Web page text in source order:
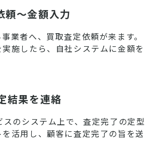
頼〜金額入力
業者へ、買取査定依頼が来ます。
施したら、自社システムに金額を
結果を連絡
スのシステム上で、査定完了の定型
活用し、顧客に査定完了の旨を送